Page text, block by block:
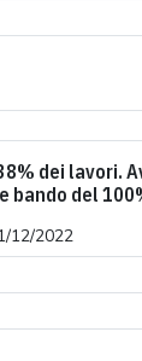
dei lavori.
bando del
12/2022